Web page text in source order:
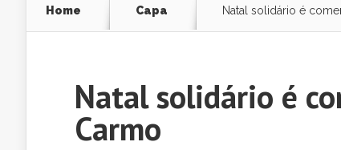
Home Capa Natal solidário é
Natal solidário é
Carmo